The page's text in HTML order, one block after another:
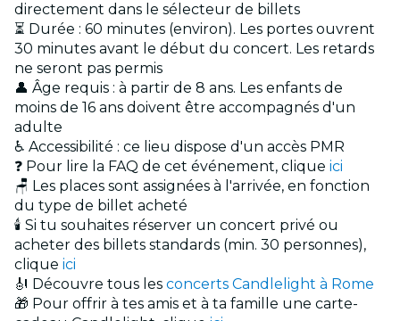
directement dans le sélecteur de billets
⏳ Durée : 60 minutes (environ). Les portes ouvrent
30 minutes avant le début du concert. Les retards
ne seront pas permis
👤 Âge requis : à partir de 8 ans. Les enfants de
moins de 16 ans doivent être accompagnés d'un
adulte
♿ Accessibilité : ce lieu dispose d'un accès PMR
❓ Pour lire la FAQ de cet événement, clique ici
🪑 Les places sont assignées à l'arrivée, en fonction
du type de billet acheté
🕯️ Si tu souhaites réserver un concert privé ou
acheter des billets standards (min. 30 personnes),
clique ici
🎻 Découvre tous les concerts Candlelight à Rome
🎁 Pour offrir à tes amis et à ta famille une carte-